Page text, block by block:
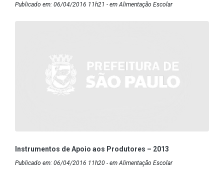
Publicado em: 06/04/2016 11h21 - em Alimentação Escolar
Instrumentos de Apoio aos Produtores – 2013
Publicado em: 06/04/2016 11h20 - em Alimentação Escolar